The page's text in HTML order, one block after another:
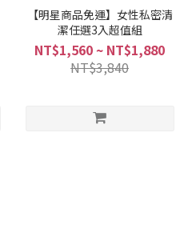
【明星商品免運】女性私密清
潔任選3入超值組
NT$1,560 ~ NT$1,880
NT$3,840